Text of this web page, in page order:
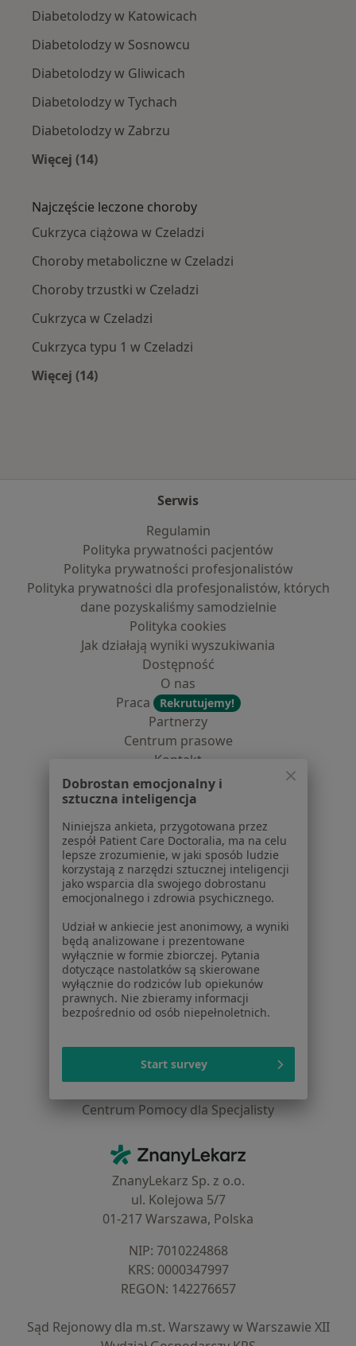
Diabetolodzy w Katowicach
Diabetolodzy w Sosnowcu
Diabetolodzy w Gliwicach
Diabetolodzy w Tychach
Diabetolodzy w Zabrzu
Więcej (14)
Najczęście leczone choroby
Cukrzyca ciążowa w Czeladzi
Choroby metaboliczne w Czeladzi
Choroby trzustki w Czeladzi
Cukrzyca w Czeladzi
Cukrzyca typu 1 w Czeladzi
Więcej (14)
Serwis
Regulamin
Polityka prywatności pacjentów
Polityka prywatności profesjonalistów
Polityka prywatności dla profesjonalistów, których
dane pozyskaliśmy samodzielnie
Polityka cookies
Jak działają wyniki wyszukiwania
Dostępność
O nas
Praca
Rekrutujemy!
Partnerzy
Centrum prasowe
Kontakt
Dla pacjentów
Lekarze
Placówki medyczne
Pytania i odpowiedzi
Usługi i zabiegi
Choroby
Aplikacje mobilne
Blog dla pacjentów
Dla profesjonalistów
Cennik
Dla placówek medycznych
Noa Notes nowość
Centrum Pomocy dla Specjalisty
ZnanyLekarz - Strona główna
ZnanyLekarz Sp. z o.o.
ul. Kolejowa 5/7
01-217 Warszawa, Polska
NIP: ⁠7010224868
KRS: ⁠0000347997
REGON: ⁠142276657
Sąd Rejonowy dla m.st. Warszawy w Warszawie XII
Dobrostan emocjonalny i
sztuczna inteligencja
Niniejsza ankieta, przygotowana przez
zespół Patient Care Doctoralia, ma na celu
lepsze zrozumienie, w jaki sposób ludzie
korzystają z narzędzi sztucznej inteligencji
jako wsparcia dla swojego dobrostanu
emocjonalnego i zdrowia psychicznego.
Udział w ankiecie jest anonimowy, a wyniki
będą analizowane i prezentowane
wyłącznie w formie zbiorczej. Pytania
dotyczące nastolatków są skierowane
wyłącznie do rodziców lub opiekunów
prawnych. Nie zbieramy informacji
bezpośrednio od osób niepełnoletnich.
Start survey